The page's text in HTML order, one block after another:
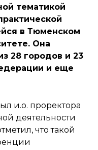
тематикой
в Тюменском
Она
28 городов и 23
и еще
и.о. проректора
деятельности
что такой